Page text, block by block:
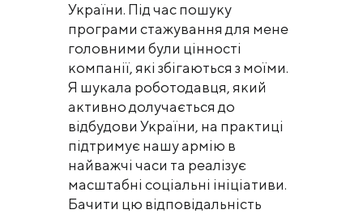
України. Під час пошуку
програми стажування для мене
головними були цінності
компанії, які збігаються з моїми.
Я шукала роботодавця, який
активно долучається до
відбудови України, на практиці
підтримує нашу армію в
найважчі часи та реалізує
масштабні соціальні ініціативи.
Бачити цю відповідальність